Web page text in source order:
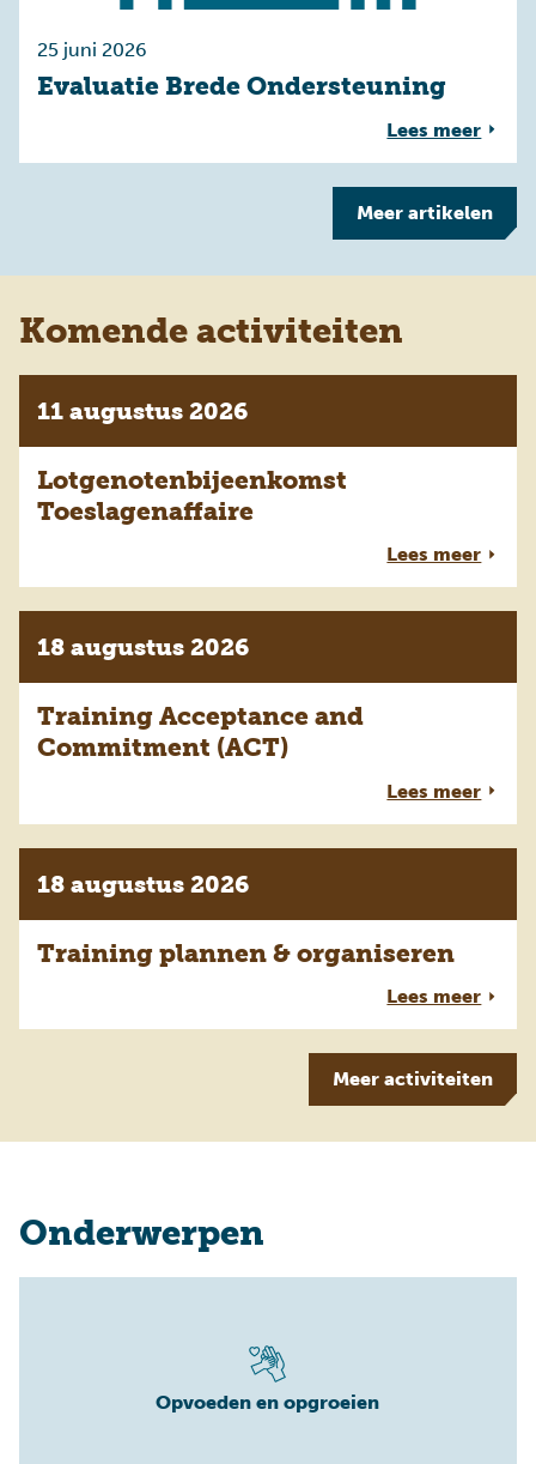
25 juni 2026
Evaluatie Brede Ondersteuning
Lees meer
Meerartikelen
Komende activiteiten
11 augustus 2026
Lotgenotenbijeenkomst
Toeslagenaffaire
Lees meer
18 augustus 2026
Training Acceptance and
Commitment (ACT)
Lees meer
18 augustus 2026
Training plannen & organiseren
Lees meer
Meeractiviteiten
Onderwerpen
Opvoeden en opgroeien